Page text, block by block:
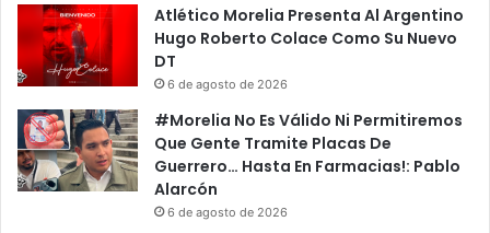
Atlético Morelia Presenta Al Argentino
Hugo Roberto Colace Como Su Nuevo
DT
6 de agosto de 2026
#Morelia No Es Válido Ni Permitiremos
Que Gente Tramite Placas De
Guerrero… Hasta En Farmacias!: Pablo
Alarcón
6 de agosto de 2026